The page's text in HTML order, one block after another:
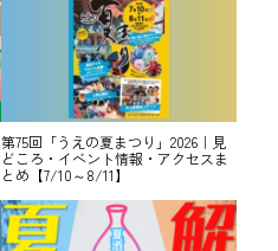
第75回「うえの夏まつり」2026｜見
どころ・イベント情報・アクセスま
とめ【7/10～8/11】